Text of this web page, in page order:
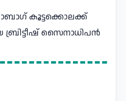
കൂട്ടക്കൊലക്ക്
സൈനാധിപൻ